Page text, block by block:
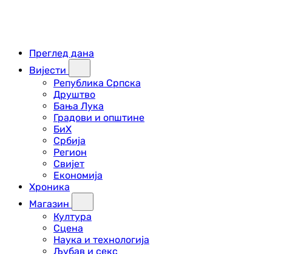
Преглед дана
Вијести
Република Српска
Друштво
Бања Лука
Градови и општине
БиХ
Србија
Регион
Свијет
Економија
Хроника
Магазин
Култура
Сцена
Наука и технологија
Љубав и секс